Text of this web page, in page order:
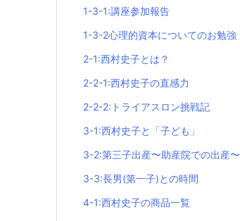
1-3-1:講座参加報告
1-3-2心理的資本についてのお勉強
2-1:西村史子とは？
2-2-1:西村史子の直感力
2-2-2:トライアスロン挑戦記
3-1:西村史子と「子ども」
3-2:第三子出産〜助産院での出産〜
3-3:長男(第一子)との時間
4-1:西村史子の商品一覧